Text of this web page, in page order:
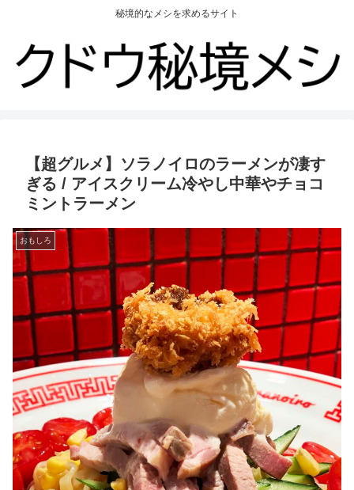
秘境的なメシを求めるサイト
【超グルメ】ソラノイロのラーメンが凄す
ぎる / アイスクリーム冷やし中華やチョコ
ミントラーメン
おもしろ